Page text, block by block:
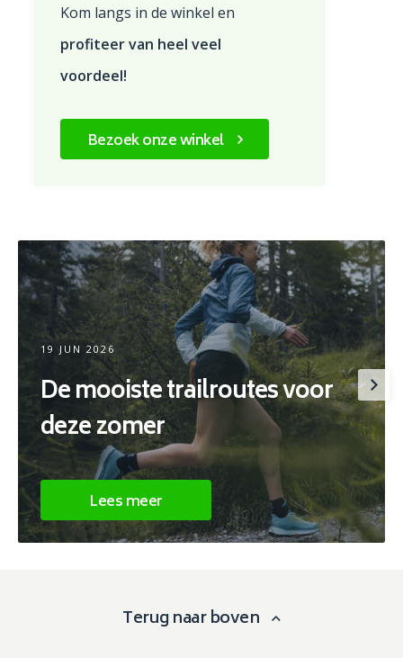
Kom langs in de winkel en
profiteer van heel veel
voordeel!
Bezoek onze winkel
19 JUN 2026
De mooiste trailroutes voor
deze zomer
Lees meer
Terug naar boven